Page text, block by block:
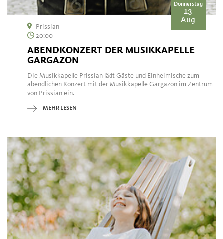
Donnerstag
13
Aug
Prissian
20:00
ABENDKONZERT DER MUSIKKAPELLE
GARGAZON
Die Musikkapelle Prissian lädt Gäste und Einheimische zum
abendlichen Konzert mit der Musikkapelle Gargazon im Zentrum
von Prissian ein.
MEHR LESEN